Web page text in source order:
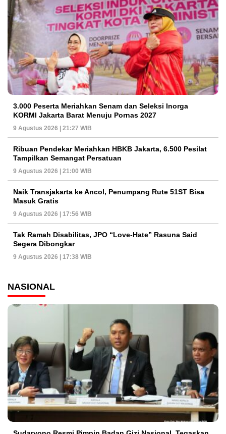
3.000 Peserta Meriahkan Senam dan Seleksi Inorga
KORMI Jakarta Barat Menuju Pornas 2027
9 Agustus 2026 | 21:27 WIB
Ribuan Pendekar Meriahkan HBKB Jakarta, 6.500 Pesilat
Tampilkan Semangat Persatuan
9 Agustus 2026 | 21:00 WIB
Naik Transjakarta ke Ancol, Penumpang Rute 51ST Bisa
Masuk Gratis
9 Agustus 2026 | 17:56 WIB
Tak Ramah Disabilitas, JPO “Love-Hate” Rasuna Said
Segera Dibongkar
9 Agustus 2026 | 17:38 WIB
NASIONAL